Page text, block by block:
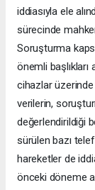
iddiasıyla ele
sürecinde
Soruşturma
önemli başlıkları
cihazlar üzerinde
verilerin,
değerlendirildiği
sürülen bazı
hareketler de
önceki döneme